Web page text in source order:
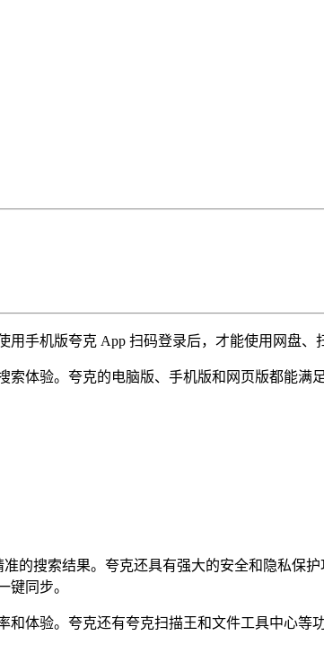
手机版夸克 App 扫码登录后，才能使用网盘、
体验。夸克的电脑版、手机版和网页版都能满
的搜索结果。夸克还具有强大的安全和隐私保
键同步。
体验。夸克还有夸克扫描王和文件工具中心等